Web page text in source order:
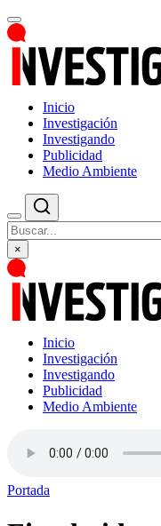
Inicio
Investigación
Investigando
Publicidad
Medio Ambiente
×
Inicio
Investigación
Investigando
Publicidad
Medio Ambiente
Portada